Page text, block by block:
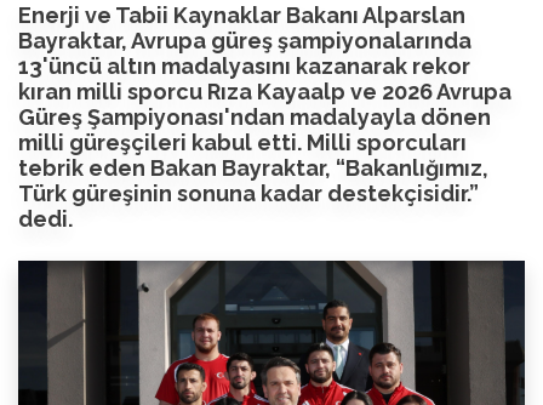
Enerji ve Tabii Kaynaklar Bakanı Alparslan
Bayraktar, Avrupa güreş şampiyonalarında
13'üncü altın madalyasını kazanarak rekor
kıran milli sporcu Rıza Kayaalp ve 2026 Avrupa
Güreş Şampiyonası'ndan madalyayla dönen
milli güreşçileri kabul etti. Milli sporcuları
tebrik eden Bakan Bayraktar, “Bakanlığımız,
Türk güreşinin sonuna kadar destekçisidir.”
dedi.